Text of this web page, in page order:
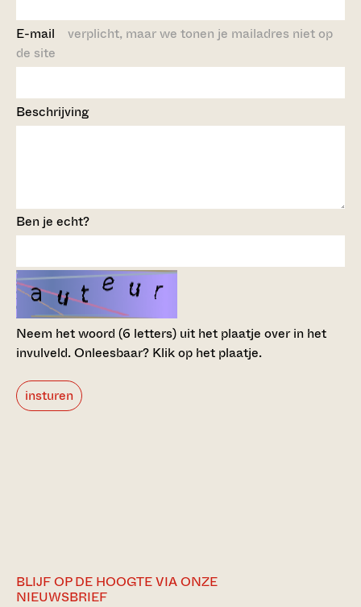
E-mail verplicht, maar we tonen je mailadres niet op
de site
Beschrijving
Ben je echt?
Neem het woord (6 letters) uit het plaatje over in het
invulveld.Onleesbaar? Klik op het plaatje.
insturen
BLIJF OP DE HOOGTE VIA ONZE
NIEUWSBRIEF